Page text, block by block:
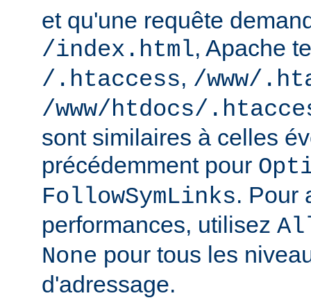
et qu'une requête
/index.html, Apache
/.htaccess, /www/
/www/htdocs/
sont similaires à celles
précédemment pour
FollowSymLinks. Pour
performances, utilisez
None pour tous les
d'adressage.